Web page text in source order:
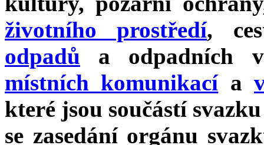
životního prostředí,
odpadů a odpadních
místních komunikacía
které jsou součástí
se zasedání orgánu